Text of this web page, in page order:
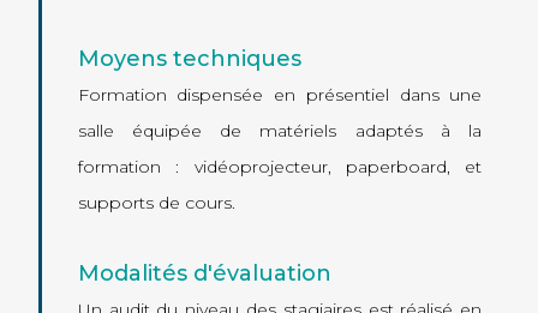
Moyens techniques
Formation dispensée en présentiel dans une
salle équipée de matériels adaptés à la
formation : vidéoprojecteur, paperboard, et
supports de cours.
Modalités d'évaluation